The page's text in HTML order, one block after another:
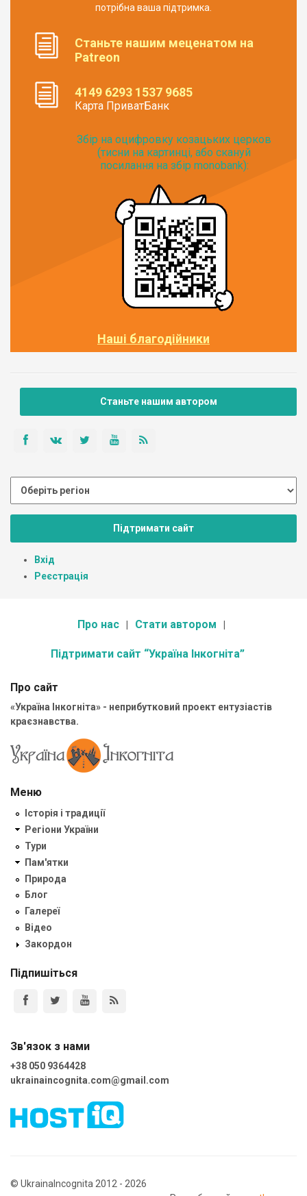
потрібна ваша підтримка.
Станьте нашим меценатом на
Patreon
4149 6293 1537 9685
Карта ПриватБанк
Збір на оцифровку козацьких церков
(тисни на картинці, або скануй
посилання на збір monobank):
Наші благодійники
Станьте нашим автором
Підтримати сайт
Вхід
Реєстрація
Про нас Стати автором
Підтримати сайт “Україна Інкогніта”
Про сайт
«Україна Інкогніта» - неприбутковий проект ентузіастів
краєзнавства.
Меню
Історія і традиції
Регіони України
Тури
Пам'ятки
Природа
Блог
Галереї
Відео
Закордон
Підпишіться
Зв'язок з нами
+38 050 9364428
ukrainaincognita.com@gmail.com
© UkrainaIncognita 2012 - 2026